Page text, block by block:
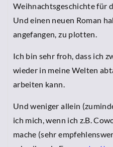
Weihnachtsgeschichte für
Und einen neuen Roman
angefangen, zu plotten.
Ich bin sehr froh, dass ich
wieder in meine Welten
arbeiten kann.
Und weniger allein
ich mich, wenn ich z.B.
mache (sehr